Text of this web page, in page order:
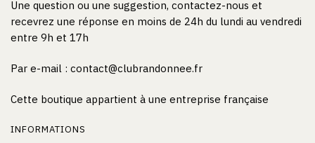
Une question ou une suggestion, contactez-nous et
recevrez une réponse en moins de 24h du lundi au vendredi
entre 9h et 17h
Par e-mail : contact@clubrandonnee.fr
Cette boutique appartient à une entreprise française
INFORMATIONS